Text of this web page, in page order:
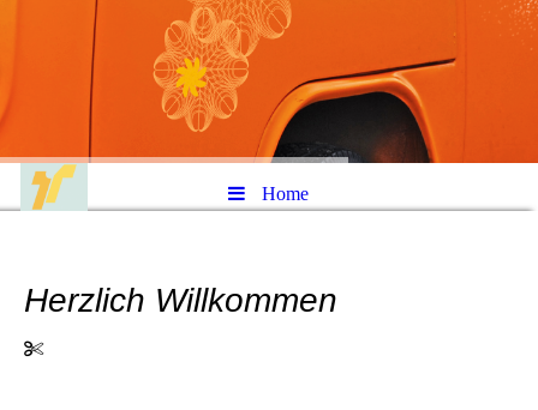
Home
Herzlich Willkommen